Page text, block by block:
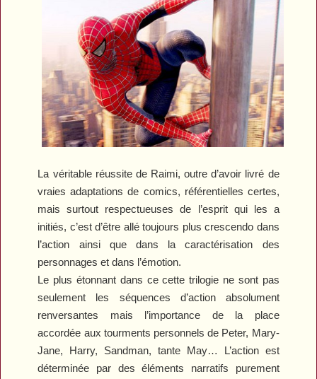
La véritable réussite de Raimi, outre d’avoir livré de
vraies adaptations de comics, référentielles certes,
mais surtout respectueuses de l’esprit qui les a
initiés, c’est d’être allé toujours plus crescendo dans
l’action ainsi que dans la caractérisation des
personnages et dans l’émotion.
Le plus étonnant dans ce cette trilogie ne sont pas
seulement les séquences d’action absolument
renversantes mais l’importance de la place
accordée aux tourments personnels de Peter, Mary-
Jane, Harry, Sandman, tante May… L’action est
déterminée par des éléments narratifs purement